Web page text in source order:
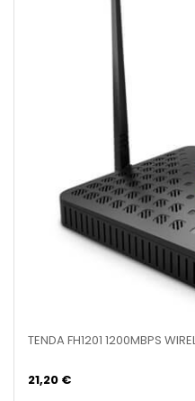
TENDA FH1201 1200MBPS
21,20 €